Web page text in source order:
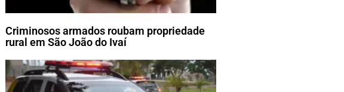
Criminosos armados roubam propriedade
rural em São João do Ivaí